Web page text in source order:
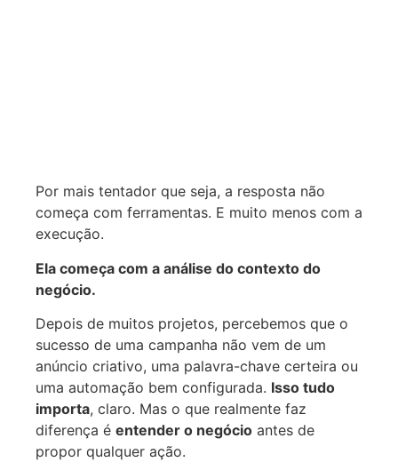
Por mais tentador que seja, a resposta não
começa com ferramentas. E muito menos com a
execução.
Ela começa com a análise do contexto do
negócio.
Depois de muitos projetos, percebemos que o
sucesso de uma campanha não vem de um
anúncio criativo, uma palavra-chave certeira ou
uma automação bem configurada. Isso tudo
importa, claro. Mas o que realmente faz
diferença é entender o negócio antes de
propor qualquer ação.